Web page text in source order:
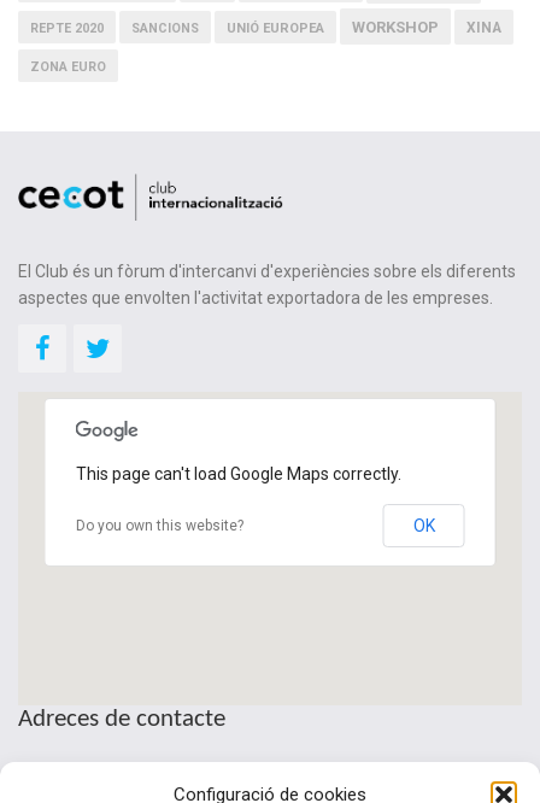
Configuració de cookies
REPTE 2020 SANCIONS UNIÓ EUROPEA WORKSHOP XINA
ZONA EURO
El Club és un fòrum d'intercanvi d'experiències sobre els diferents
aspectes que envolten l'activitat exportadora de les empreses.
This page can't load Google Maps correctly.
Do you own this website? OK
Adreces de contacte